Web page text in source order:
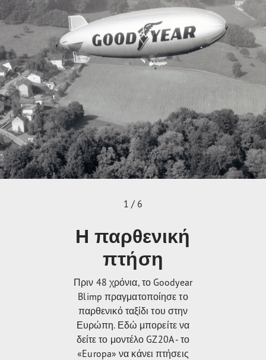
1 / 6
Η παρθενική
πτήση
Πριν 48 χρόνια, το Goodyear
Blimp πραγματοποίησε το
παρθενικό ταξίδι του στην
Ευρώπη. Εδώ μπορείτε να
δείτε το μοντέλο GZ20A - το
«Europa» να κάνει πτήσεις